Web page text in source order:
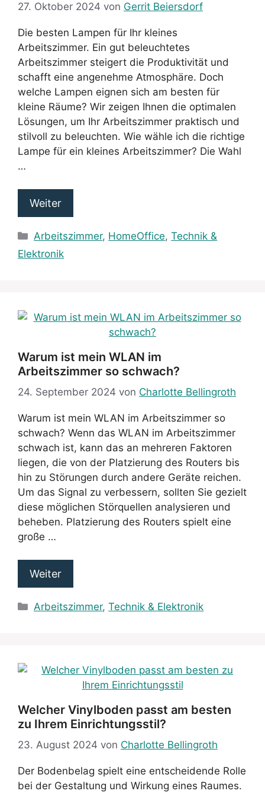
27. Oktober 2024 von Gerrit Beiersdorf
Die besten Lampen für Ihr kleines
Arbeitszimmer. Ein gut beleuchtetes
Arbeitszimmer steigert die Produktivität und
schafft eine angenehme Atmosphäre. Doch
welche Lampen eignen sich am besten für
kleine Räume? Wir zeigen Ihnen die optimalen
Lösungen, um Ihr Arbeitszimmer praktisch und
stilvoll zu beleuchten. Wie wähle ich die richtige
Lampe für ein kleines Arbeitszimmer? Die Wahl
…
Weiter
Kategorien
Arbeitszimmer, HomeOffice,Technik &
Elektronik
Warum ist mein WLAN im
Arbeitszimmer so schwach?
24. September 2024 von Charlotte Bellingroth
Warum ist mein WLAN im Arbeitszimmer so
schwach? Wenn das WLAN im Arbeitszimmer
schwach ist, kann das an mehreren Faktoren
liegen, die von der Platzierung des Routers bis
hin zu Störungen durch andere Geräte reichen.
Um das Signal zu verbessern, sollten Sie gezielt
diese möglichen Störquellen analysieren und
beheben. Platzierung des Routers spielt eine
große …
Weiter
Kategorien
Arbeitszimmer,Technik & Elektronik
Welcher Vinylboden passt am besten
zu Ihrem Einrichtungsstil?
23. August 2024 von Charlotte Bellingroth
Der Bodenbelag spielt eine entscheidende Rolle
bei der Gestaltung und Wirkung eines Raumes.